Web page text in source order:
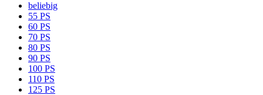
beliebig
55 PS
60 PS
70 PS
80 PS
90 PS
100 PS
110 PS
125 PS